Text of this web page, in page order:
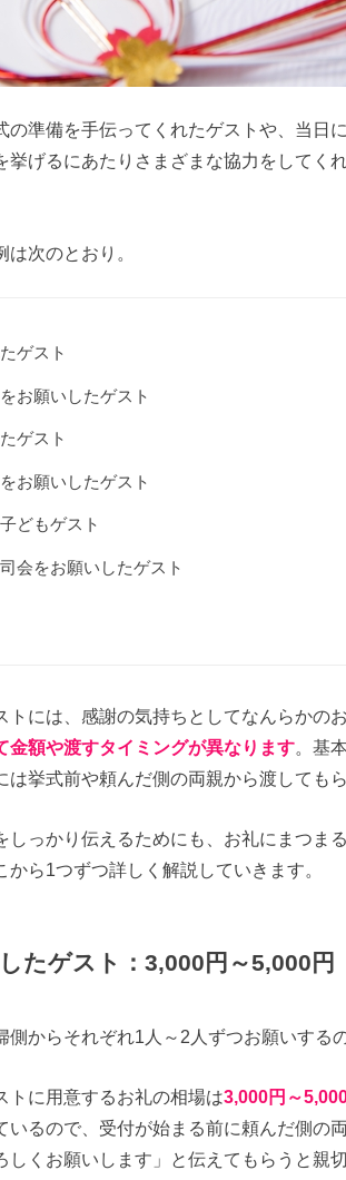
の準備を手伝ってくれたゲストや、当日
げるにあたりさまざまな協力をしてくれ
次のとおり。
ゲスト
お願いしたゲスト
ゲスト
お願いしたゲスト
どもゲスト
会をお願いしたゲスト
トには、感謝の気持ちとしてなんらかの
金額や渡すタイミングが異なります。基
は挙式前や頼んだ側の両親から渡しても
しっかり伝えるためにも、お礼にまつま
ら1つずつ詳しく解説していきます。
たゲスト：3,000円～5,000円
からそれぞれ1人～2人ずつお願いする
トに用意するお礼の相場は3,000円～
いるので、受付が始まる前に頼んだ側の
しくお願いします」と伝えてもらうと親切